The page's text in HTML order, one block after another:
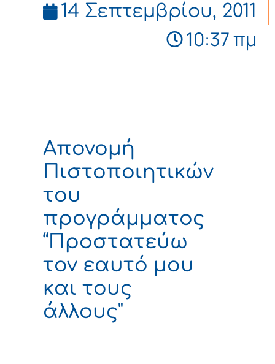
14 Σεπτεμβρίου, 2011
10:37 πμ
Απονομή
Πιστοποιητικών
του
προγράμματος
“Προστατεύω
τον εαυτό μου
και τους
άλλους"